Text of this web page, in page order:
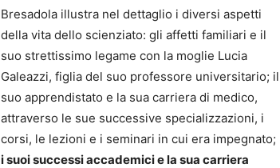
Bresadola illustra nel dettaglio i diversi aspetti
della vita dello scienziato: gli affetti familiari e il
suo strettissimo legame con la moglie Lucia
Galeazzi, figlia del suo professore universitario; il
suo apprendistato e la sua carriera di medico,
attraverso le sue successive specializzazioni, i
corsi, le lezioni e i seminari in cui era impegnato;
i suoi successi accademici e la sua carriera